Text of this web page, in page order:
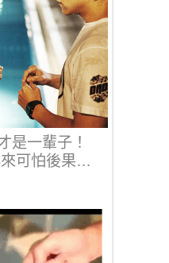
是一輩子！
可怕後果…